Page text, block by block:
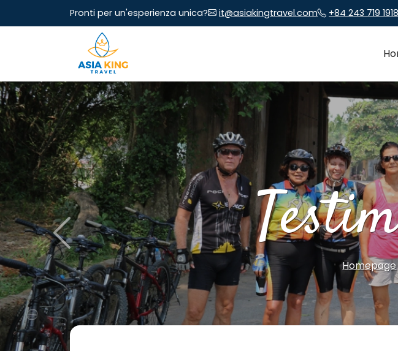
Pronti per un'esperienza unica? it@asiakingtravel.com +84 243 719 1918
Homepage
Previous